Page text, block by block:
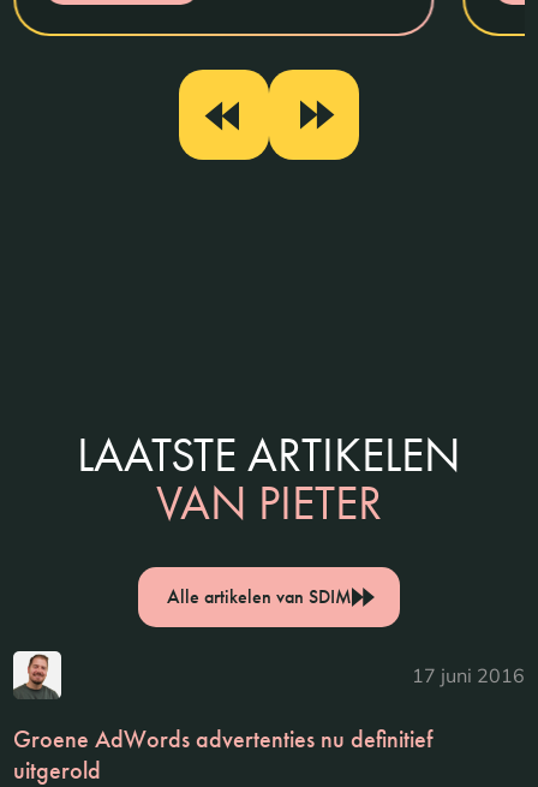
LAATSTE ARTIKELEN
VAN PIETER
Alle artikelen van SDIM
17 juni 2016
Groene AdWords advertenties nu definitief
uitgerold